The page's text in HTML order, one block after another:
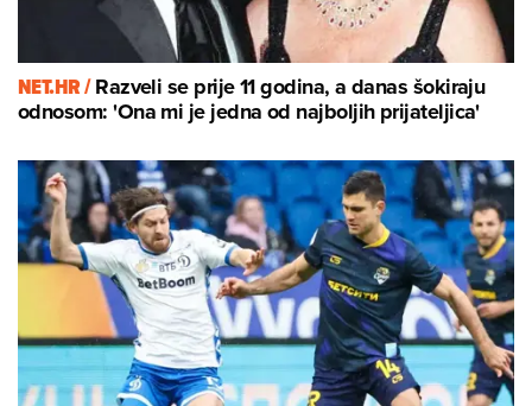
NET.HR /Razveli se prije 11 godina, a danas šokiraju
odnosom: 'Ona mi je jedna od najboljih prijateljica'